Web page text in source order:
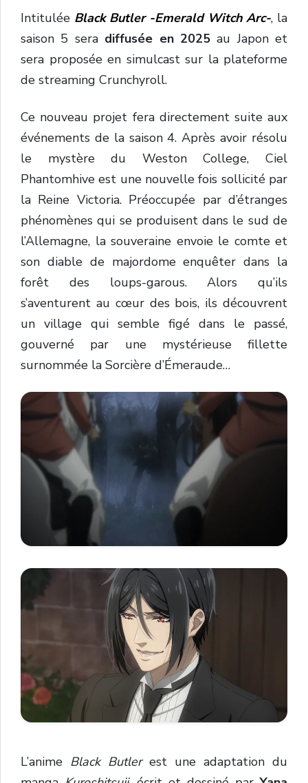
Intitulée Black Butler -Emerald Witch Arc-, la
saison 5 sera diffusée en 2025au Japon et
sera proposée en simulcast sur la plateforme
de streaming Crunchyroll.
Ce nouveau projet fera directement suite aux
événements de la saison 4. Après avoir résolu
le mystère du Weston College, Ciel
Phantomhive est une nouvelle fois sollicité par
la Reine Victoria. Préoccupée par d’étranges
phénomènes qui se produisent dans le sud de
l’Allemagne, la souveraine envoie le comte et
son diable de majordome enquêter dans la
forêt des loups-garous. Alors qu’ils
s’aventurent au cœur des bois, ils découvrent
un village qui semble figé dans le passé,
gouverné par une mystérieuse fillette
surnommée la Sorcière d’Émeraude…
L’anime Black Butlerest une adaptation du